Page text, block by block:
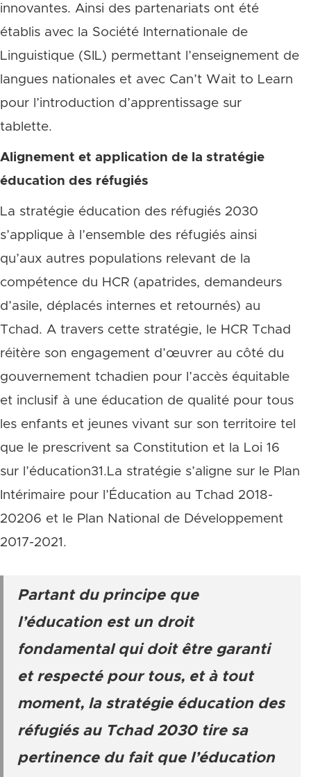
innovantes. Ainsi des partenariats ont été
établis avec la Société Internationale de
Linguistique (SIL) permettant l’enseignement de
langues nationales et avec Can’t Wait to Learn
pour l’introduction d’apprentissage sur
tablette.
Alignement et application de la stratégie
éducation des réfugiés
La stratégie éducation des réfugiés 2030
s’applique à l’ensemble des réfugiés ainsi
qu’aux autres populations relevant de la
compétence du HCR (apatrides, demandeurs
d’asile, déplacés internes et retournés) au
Tchad. A travers cette stratégie, le HCR Tchad
réitère son engagement d’œuvrer au côté du
gouvernement tchadien pour l’accès équitable
et inclusif à une éducation de qualité pour tous
les enfants et jeunes vivant sur son territoire tel
que le prescrivent sa Constitution et la Loi 16
sur l’éducation31.La stratégie s’aligne sur le Plan
Intérimaire pour l’Éducation au Tchad 2018-
20206 et le Plan National de Développement
2017-2021.
Partant du principe que
l’éducation est un droit
fondamental qui doit être garanti
et respecté pour tous, et à tout
moment, la stratégie éducation des
réfugiés au Tchad 2030 tire sa
pertinence du fait que l’éducation